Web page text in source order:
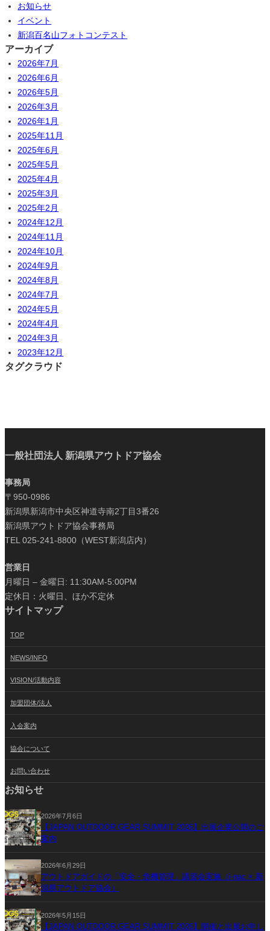
お知らせ
イベント
新潟百名山フォトコンテスト
アーカイブ
2026年7月
2026年6月
2026年5月
2026年3月
2026年1月
2025年11月
2025年6月
2025年5月
2025年4月
2025年3月
2025年2月
2024年12月
2024年11月
2024年10月
2024年9月
2024年8月
2024年7月
2024年5月
2024年4月
2024年3月
2023年12月
タグクラウド
一般社団法人 新潟県アウトドア協会
事務局
〒950-0986
新潟県新潟市中央区神道寺南2丁目3番26
新潟県アウトドア協会事務局
TEL 025-241-8800（WEST新潟店内）
営業日
月曜日 – 金曜日: 11:30AM-5:00PM
定休日：火曜日、ほか不定休
サイトマップ
TOP
NEWS/INFO
VISION/活動内容
加盟団体/法人
入会案内
協会について
お問い合わせ
お知らせ
2026年7月6日
【JAPAN OUTDOOR GEAR SUMMIT 2026】出展企業公開のご
案内
2026年6月29日
アウトドアガイドの「安全・危機管理」講習会実施（i-nac × 新
潟県アウトドア協会）
2026年5月15日
【JAPAN OUTDOOR GEAR SUMMIT 2026】開催と出展お申し